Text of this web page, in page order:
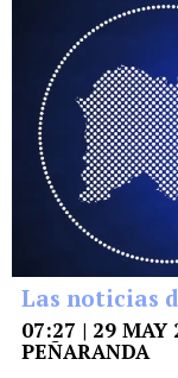
Las noticias
07:27 | 29 MAY
PEÑARANDA